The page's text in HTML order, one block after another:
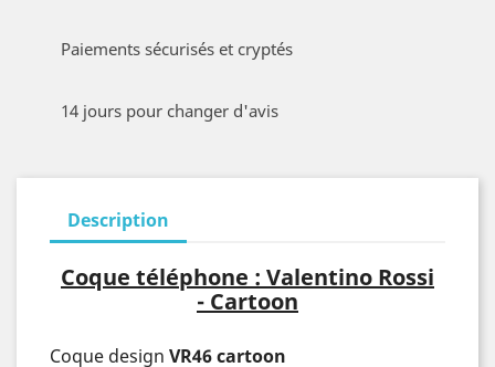
Paiements sécurisés et cryptés
14 jours pour changer d'avis
Description
Coque téléphone : Valentino Rossi
- Cartoon
Coque design VR46 cartoon